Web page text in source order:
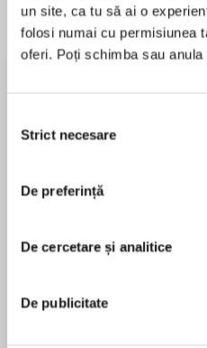
un site, ca tu să ai o
folosi numai cu permisiunea
oferi. Poți schimba sau
consimțământului
Strict necesare
De preferință
De cercetare și analitice
De publicitate
The new must-read
the bestselling author
Put the kettle on,
Tea-shop owner.
În acest moment